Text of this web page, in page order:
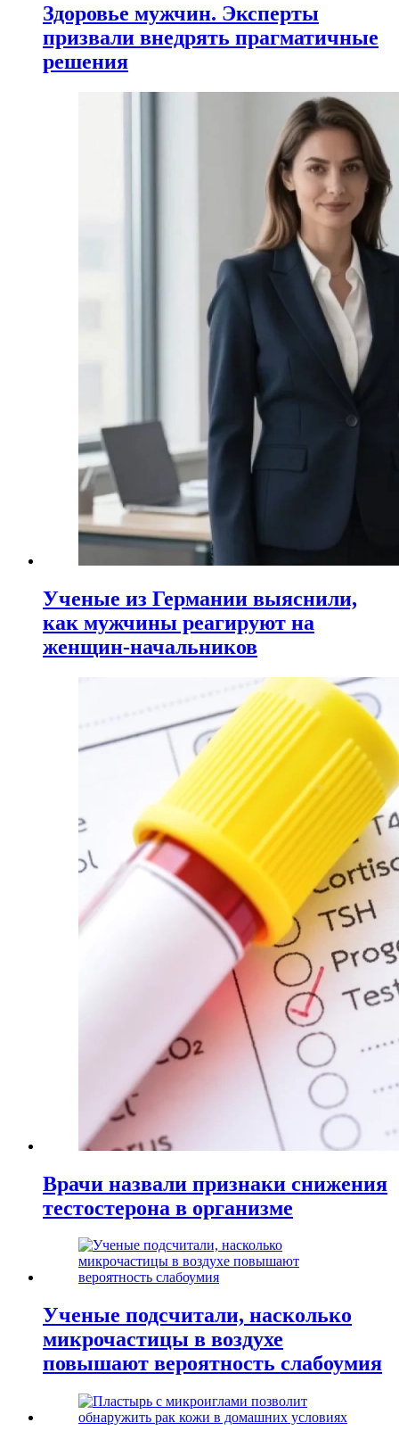
Здоровье мужчин. Эксперты
призвали внедрять прагматичные
решения
Ученые из Германии выяснили,
как мужчины реагируют на
женщин-начальников
Врачи назвали признаки снижения
тестостерона в организме
Ученые подсчитали, насколько
микрочастицы в воздухе
повышают вероятность слабоумия